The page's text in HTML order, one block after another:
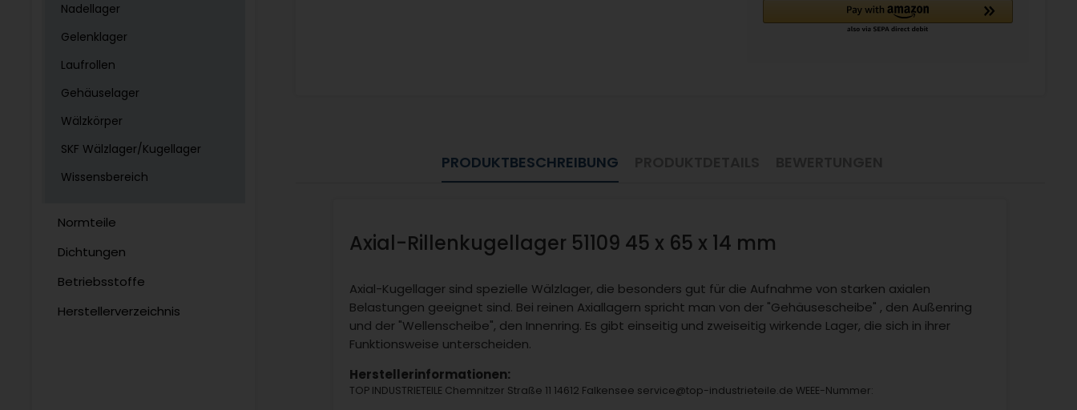
Nadellager
Gelenklager
Laufrollen
Gehäuselager
Wälzkörper
SKF Wälzlager/Kugellager
Wissensbereich
Normteile
Dichtungen
Betriebsstoffe
Herstellerverzeichnis
PRODUKTBESCHREIBUNG
Axial-Rillenkugellager 51109 45 x 65 x 14 mm
Axial-Kugellager sind spezielle Wälzlager, die besonders gut für die Aufnahme von starken axialen
Belastungen geeignet sind. Bei reinen Axiallagern spricht man von der "Gehäusescheibe" , den Außenring
und der "Wellenscheibe", den Innenring. Es gibt einseitig und zweiseitig wirkende Lager, die sich in ihrer
Funktionsweise unterscheiden.
Herstellerinformationen:
TOP INDUSTRIETEILE Chemnitzer Straße 11 14612 Falkensee service@top-industrieteile.de WEEE-Nummer: